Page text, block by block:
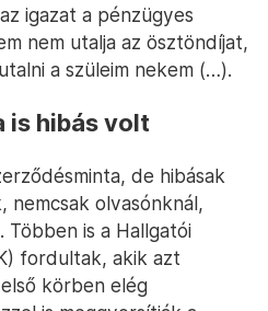
igazat a pénzügyes
nem utalja az ösztöndíjat,
a szüleim nekem (…).
is hibás volt
de hibásak
olvasónknál,
Többen is a Hallgatói
fordultak, akik azt
körben elég